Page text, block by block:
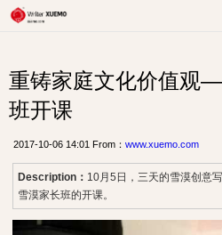
重铸家庭文化价值观
班开课
2017-10-06 14:01 From： www.xuemo.com
Description： 10月5日，三天的雪漠创意
雪漠家长班的开课。